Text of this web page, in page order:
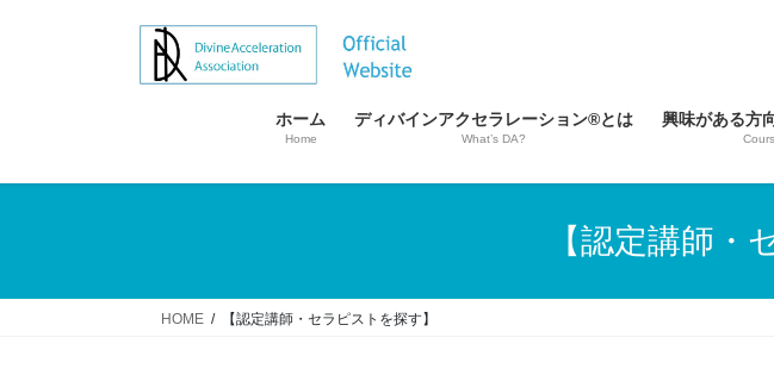
ス
ン
ホーム
Home
ディバインアクセラレーション®とは
What’s DA?
興味がある方
【認定講師・
HOME 【認定講師・セラピストを探す】